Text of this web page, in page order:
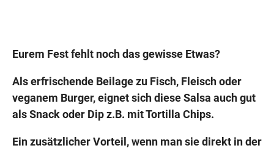
Eurem Fest fehlt noch das gewisse Etwas?
Als erfrischende Beilage zu Fisch, Fleisch oder
veganem Burger, eignet sich diese Salsa auch gut
als Snack oder Dip z.B. mit Tortilla Chips.
Ein zusätzlicher Vorteil, wenn man sie direkt in der